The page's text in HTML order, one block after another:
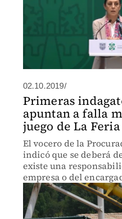
02.10.2019/
Primeras
apuntan a falla
juego de La Feria
El vocero de la
indicó que se deberá
existe una
empresa o del
mantenimiento,
refacciones, entre